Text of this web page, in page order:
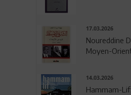
17.03.2026
Noureddine
Moyen-
14.03.2026
Hammam-